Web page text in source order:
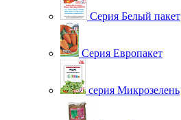
Серия Белый пакет
Серия Европакет
серия Микрозелень